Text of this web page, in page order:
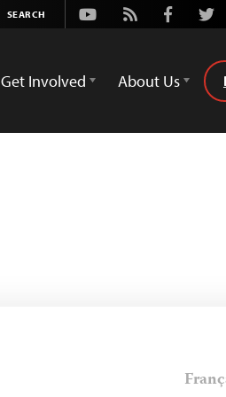
Youtube
Rss Facebook
Get Involved About Us